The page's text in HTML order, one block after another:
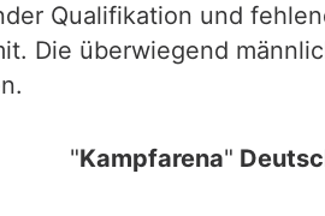
Qualifikation und
Die überwiegend
"Kampfarena"